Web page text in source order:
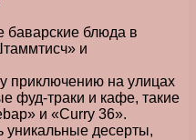
баварские блюда в
и
приключению на улицах
фуд-траки и кафе, такие
и «Curry 36».
уникальные десерты,